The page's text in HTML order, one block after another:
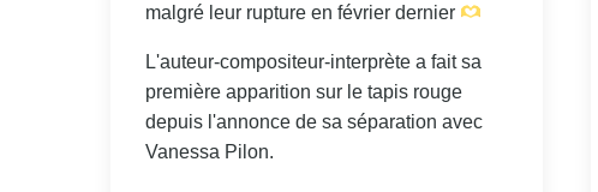
malgré leur rupture en février dernier
L'auteur-compositeur-interprète a fait sa
première apparition sur le tapis rouge
depuis l'annonce de sa séparation avec
Vanessa Pilon.